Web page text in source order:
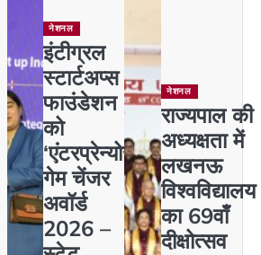
नेशनल
इंटीग्रल
स्टार्टअप्स
फाउंडेशन
को
‘एंटरप्रेन्योर
गेम चेंजर
अवॉर्ड
2026 –
नेशनल
राज्यपाल की
अध्यक्षता में
लखनऊ
विश्वविद्यालय
का 69वाँ
दीक्षोत्सव